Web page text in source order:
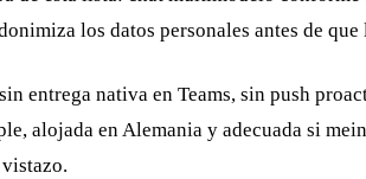
los datos personales antes de
entrega nativa en Teams, sin push
alojada en Alemania y adecuada si